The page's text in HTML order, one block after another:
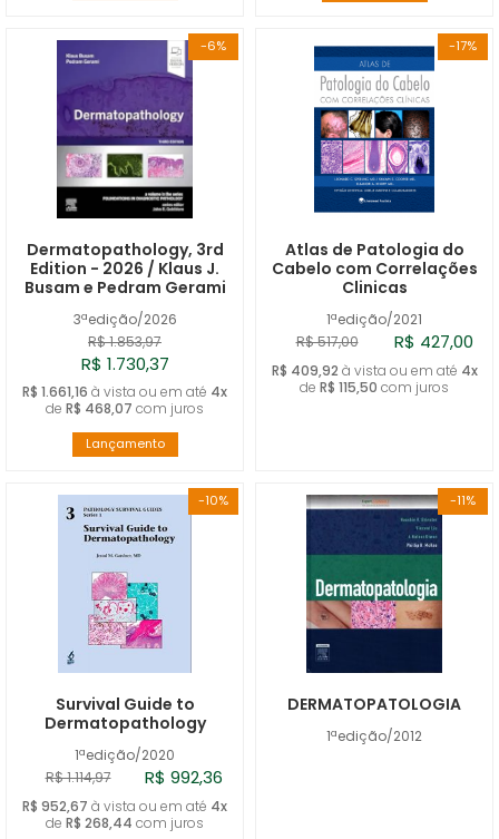
-6%
3ªedição/2026
Dermatopathology, 3rd
Edition - 2026 / Klaus J.
Busam e Pedram Gerami
R$ 1.853,97
R$ 1.730,37
R$ 1.661,16 à vista ou em até 4x
de R$ 468,07 com juros
Lançamento
-17%
1ªedição/2021
Atlas de Patologia do
Cabelo com Correlações
Clinicas
R$ 517,00 R$ 427,00
R$ 409,92 à vista ou em até 4x
de R$ 115,50 com juros
-10%
1ªedição/2020
Survival Guide to
Dermatopathology
R$ 1.114,97 R$ 992,36
R$ 952,67 à vista ou em até 4x
de R$ 268,44 com juros
-11%
1ªedição/2012
DERMATOPATOLOGIA